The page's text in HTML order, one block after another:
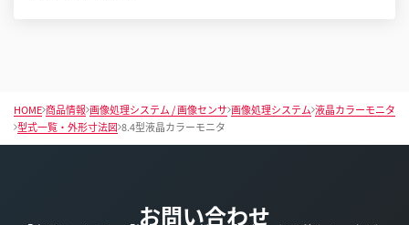
HOME 商品情報 画像処理システム / 画像センサ 画像処理システム 液晶カラーモニタ
型式一覧・外形寸法図 8.4型液晶カラーモニタ
お問い合わせ